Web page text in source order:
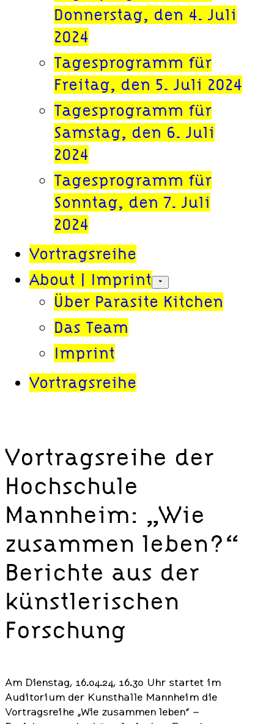
Donnerstag, den 4. Juli
2024
Tagesprogramm für
Freitag, den 5. Juli 2024
Tagesprogramm für
Samstag, den 6. Juli
2024
Tagesprogramm für
Sonntag, den 7. Juli
2024
Vortragsreihe
About | Imprint
submenu
Über Parasite Kitchen
Das Team
Imprint
Vortragsreihe
Vortragsreihe der
Hochschule
Mannheim: „Wie
zusammen leben?“
Berichte aus der
künstlerischen
Forschung
Am Dienstag, 16.04.24, 16.30 Uhr startet im
Auditorium der Kunsthalle Mannheim die
Vortragsreihe „Wie zusammen leben“ –